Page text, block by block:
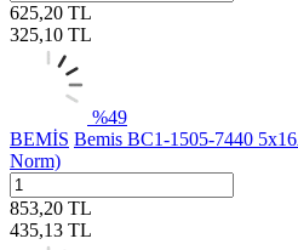
625,20 TL
325,10 TL
%49
BEMİS Bemis BC1-1505-7440
Norm)
853,20 TL
435,13 TL